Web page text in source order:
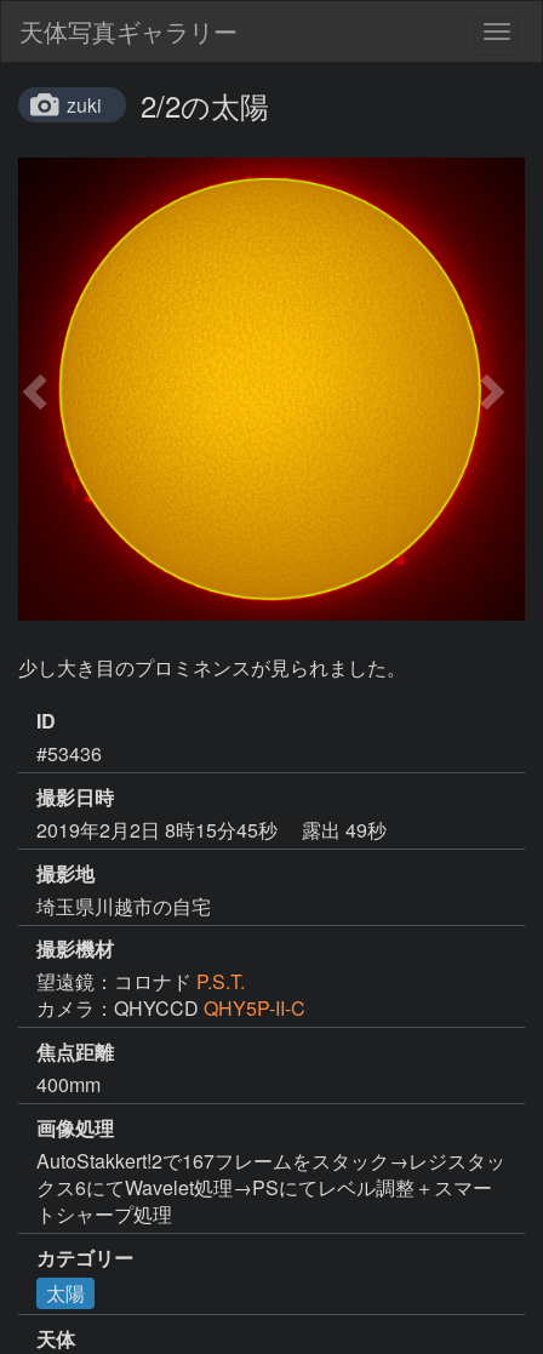
天体写真ギャラリー
zuki 2/2の太陽
少し大き目のプロミネンスが見られました。
ID
#53436
撮影日時
2019年2月2日 8時15分45秒
露出 49秒
撮影地
埼玉県川越市の自宅
撮影機材
望遠鏡：コロナド P.S.T.
カメラ：QHYCCD QHY5P-II-C
焦点距離
400mm
画像処理
AutoStakkert!2で167フレームをスタック→レジスタッ
クス6にてWavelet処理→PSにてレベル調整＋スマー
トシャープ処理
カテゴリー
太陽
天体